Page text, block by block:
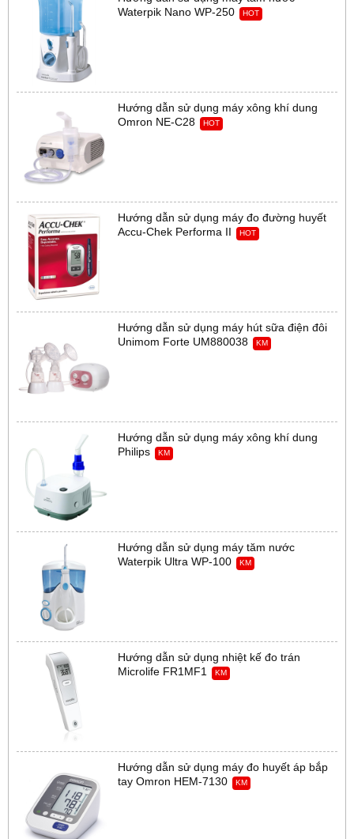
Waterpik Nano WP-250
HOT
Hướng dẫn sử dụng máy xông khí dung
Omron NE-C28
HOT
Hướng dẫn sử dụng máy đo đường huyết
Accu-Chek Performa II
HOT
Hướng dẫn sử dụng máy hút sữa điện đôi
Unimom Forte UM880038
KM
Hướng dẫn sử dụng máy xông khí dung
Philips
KM
Hướng dẫn sử dụng máy tăm nước
Waterpik Ultra WP-100
KM
Hướng dẫn sử dụng nhiệt kế đo trán
Microlife FR1MF1
KM
Hướng dẫn sử dụng máy đo huyết áp bắp
tay Omron HEM-7130
KM